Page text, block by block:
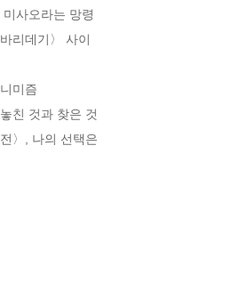
사오라는 망령
리데기〉 사이
미즘
친 것과 찾은 것
〉, 나의 선택은